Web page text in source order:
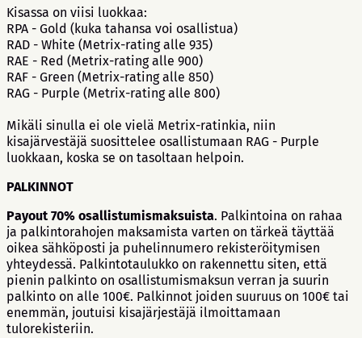
Kisassa on viisi luokkaa:
RPA - Gold (kuka tahansa voi osallistua)
RAD - White (Metrix-rating alle 935)
RAE - Red (Metrix-rating alle 900)
RAF - Green (Metrix-rating alle 850)
RAG - Purple (Metrix-rating alle 800)
Mikäli sinulla ei ole vielä Metrix-ratinkia, niin
kisajärvestäjä suosittelee osallistumaan RAG - Purple
luokkaan, koska se on tasoltaan helpoin.
PALKINNOT
Payout 70% osallistumismaksuista. Palkintoina on rahaa
ja palkintorahojen maksamista varten on tärkeä täyttää
oikea sähköposti ja puhelinnumero rekisteröitymisen
yhteydessä. Palkintotaulukko on rakennettu siten, että
pienin palkinto on osallistumismaksun verran ja suurin
palkinto on alle 100€. Palkinnot joiden suuruus on 100€ tai
enemmän, joutuisi kisajärjestäjä ilmoittamaan
tulorekisteriin.